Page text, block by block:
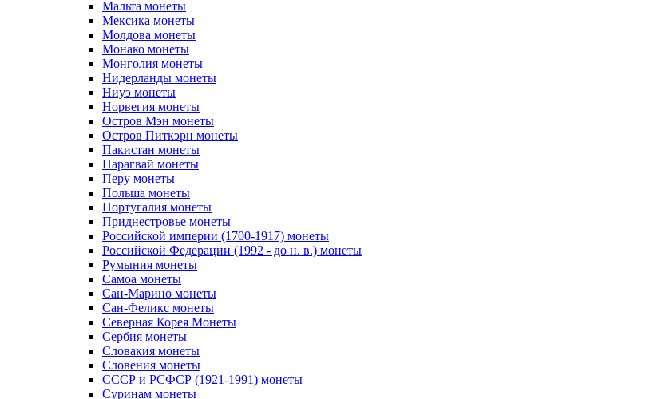
Мальта монеты
Мексика монеты
Молдова монеты
Монако монеты
Монголия монеты
Нидерланды монеты
Ниуэ монеты
Норвегия монеты
Остров Мэн монеты
Остров Питкэрн монеты
Пакистан монеты
Парагвай монеты
Перу монеты
Польша монеты
Португалия монеты
Приднестровье монеты
Российской империи (1700-1917) монеты
Российской Федерации (1992 - до н. в.) монеты
Румыния монеты
Самоа монеты
Сан-Марино монеты
Сан-Феликс монеты
Северная Корея Монеты
Сербия монеты
Словакия монеты
Словения монеты
СССР и РСФСР (1921-1991) монеты
Суринам монеты